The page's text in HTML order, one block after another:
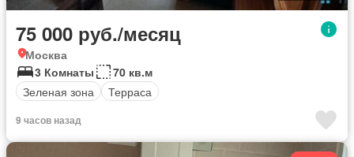
75 000 руб./месяц
Москва
3 Комнаты
70 кв.м
Зеленая зона
Терраса
9 часов назад